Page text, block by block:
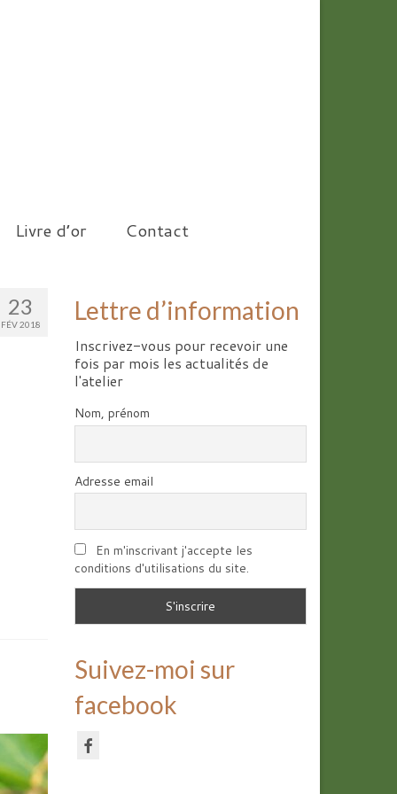
Livre d’or Contact
23
FÉV 2018 Lettre d’information
Inscrivez-vous pour recevoir une
fois par mois les actualités de
l'atelier
Nom, prénom
Adresse email
En m'inscrivant j'accepte les
conditions d'utilisations du site.
Suivez-moi sur
facebook